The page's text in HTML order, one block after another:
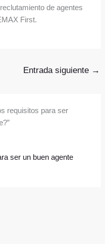
de agentes
First.
Entrada siguiente →
requisitos para ser
ser un buen agente